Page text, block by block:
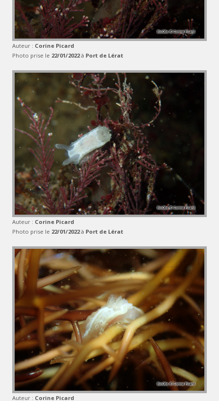
Auteur : Corine Picard
Photo prise le 22/01/2022à Port de Lérat
Auteur : Corine Picard
Photo prise le 22/01/2022à Port de Lérat
Auteur : Corine Picard